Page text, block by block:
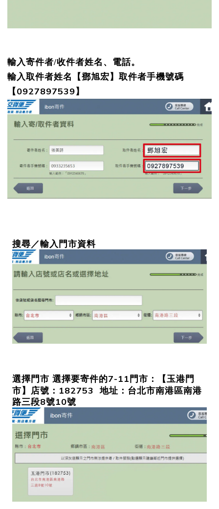
輸入寄件者/收件者姓名、電話。
輸入取件者姓名【鄧旭宏】取件者手機號碼
【0927897539】
搜尋／輸入門市資料
選擇門市 選擇要寄件的7-11門市：【玉港門
市】店號：182753 地址：台北市南港區南港
路三段8號10號